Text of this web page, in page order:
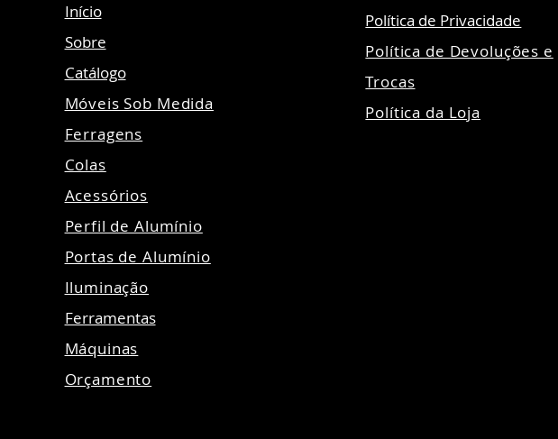
Início
Sobre
Catálogo
Móveis Sob Medida
Ferragens
Colas
Acessórios
Perfil de Alumínio
Portas de Alumínio
Iluminação
Ferramentas
Máquinas
Orçamento
Política de Privacidade
Política de Devoluções e
Trocas
Política da Loja